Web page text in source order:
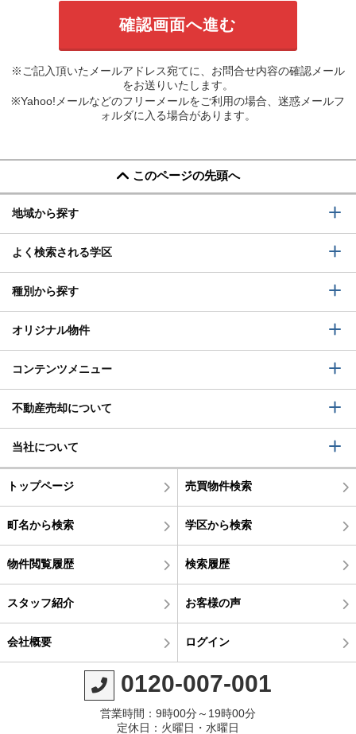
※ご記入頂いたメールアドレス宛てに、お問合せ内容の確認メール
をお送りいたします。
※Yahoo!メールなどのフリーメールをご利用の場合、迷惑メールフ
ォルダに入る場合があります。
このページの先頭へ
地域から探す
よく検索される学区
種別から探す
オリジナル物件
コンテンツメニュー
不動産売却について
当社について
トップページ 売買物件検索
町名から検索 学区から検索
物件閲覧履歴 検索履歴
スタッフ紹介 お客様の声
会社概要 ログイン
0120-007-001
営業時間：9時00分～19時00分
定休日：火曜日・水曜日